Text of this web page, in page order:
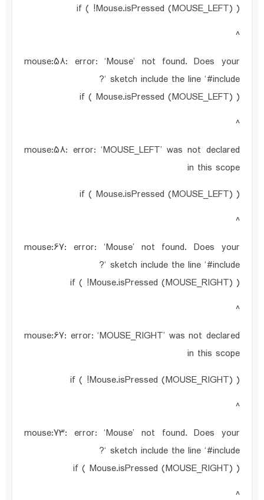
if ( !Mouse.isPressed (MOUSE_LEFT) )
^
mouse:58: error: ‘Mouse’ not found. Does your
sketch include the line ‘#include ‘?
if ( Mouse.isPressed (MOUSE_LEFT) )
^
mouse:58: error: ‘MOUSE_LEFT’ was not declared
in this scope
if ( Mouse.isPressed (MOUSE_LEFT) )
^
mouse:67: error: ‘Mouse’ not found. Does your
sketch include the line ‘#include ‘?
if ( !Mouse.isPressed (MOUSE_RIGHT) )
^
mouse:67: error: ‘MOUSE_RIGHT’ was not declared
in this scope
if ( !Mouse.isPressed (MOUSE_RIGHT) )
^
mouse:73: error: ‘Mouse’ not found. Does your
sketch include the line ‘#include ‘?
if ( Mouse.isPressed (MOUSE_RIGHT) )
^